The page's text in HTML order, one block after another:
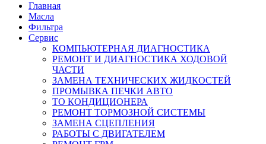
Главная
Масла
Фильтра
Сервис
КОМПЬЮТЕРНАЯ ДИАГНОСТИКА
РЕМОНТ И ДИАГНОСТИКА ХОДОВОЙ
ЧАСТИ
ЗАМЕНА ТЕХНИЧЕСКИХ ЖИДКОСТЕЙ
ПРОМЫВКА ПЕЧКИ АВТО
ТО КОНДИЦИОНЕРА
РЕМОНТ ТОРМОЗНОЙ СИСТЕМЫ
ЗАМЕНА СЦЕПЛЕНИЯ
РАБОТЫ С ДВИГАТЕЛЕМ